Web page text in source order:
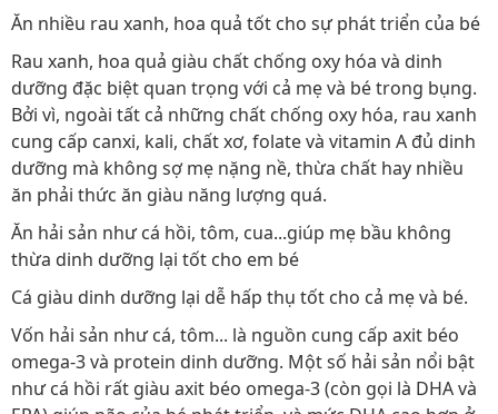
Ăn nhiều rau xanh, hoa quả tốt cho sự phát triển của bé
Rau xanh, hoa quả giàu chất chống oxy hóa và dinh
dưỡng đặc biệt quan trọng với cả mẹ và bé trong bụng.
Bởi vì, ngoài tất cả những chất chống oxy hóa, rau xanh
cung cấp canxi, kali, chất xơ, folate và vitamin A đủ dinh
dưỡng mà không sợ mẹ nặng nề, thừa chất hay nhiều
ăn phải thức ăn giàu năng lượng quá.
Ăn hải sản như cá hồi, tôm, cua...giúp mẹ bầu không
thừa dinh dưỡng lại tốt cho em bé
Cá giàu dinh dưỡng lại dễ hấp thụ tốt cho cả mẹ và bé.
Vốn hải sản như cá, tôm... là nguồn cung cấp axit béo
omega-3 và protein dinh dưỡng. Một số hải sản nổi bật
như cá hồi rất giàu axit béo omega-3 (còn gọi là DHA và